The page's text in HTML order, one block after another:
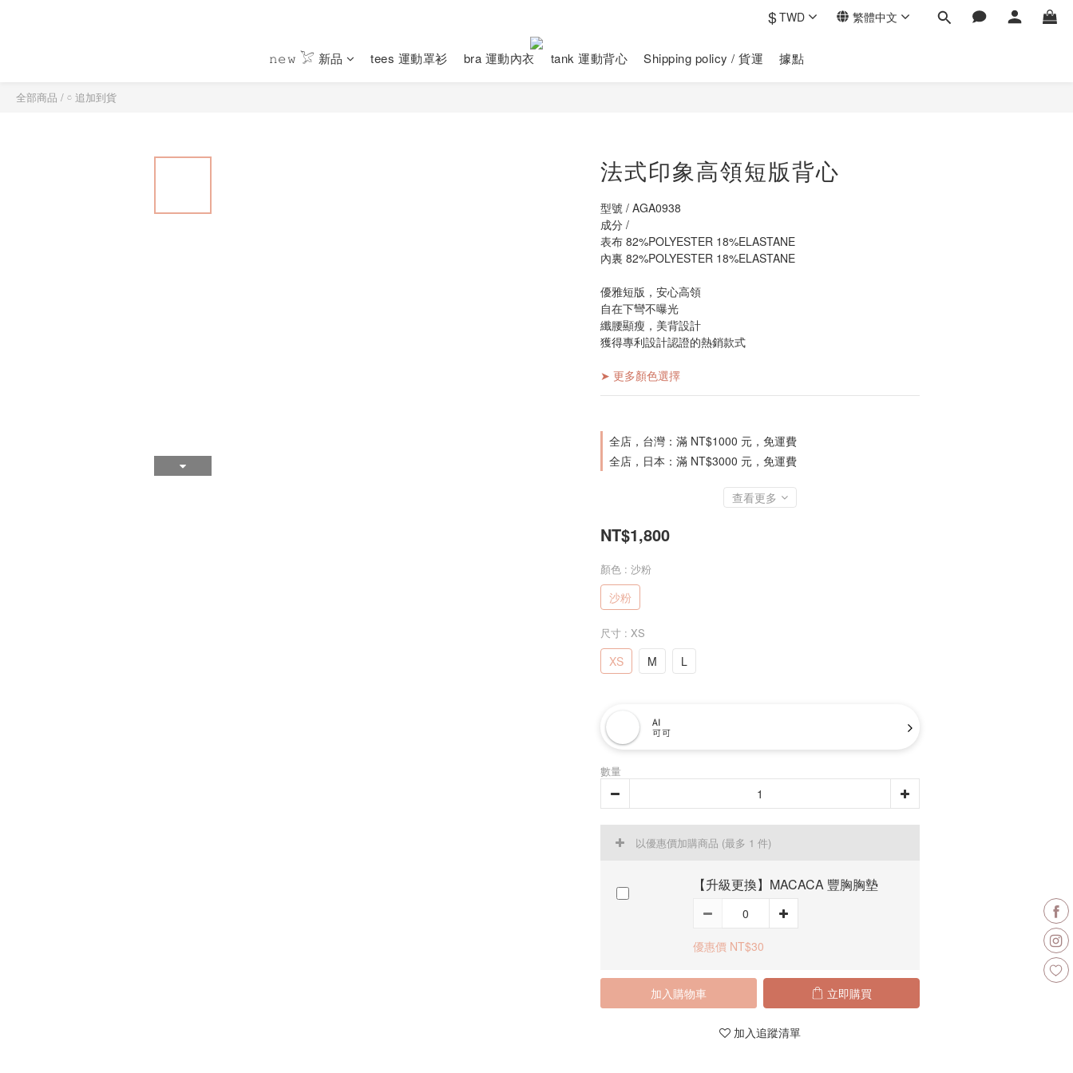
$TWD 繁體中文
𝚗𝚎𝚠 𓅯 新品 tees 運動罩衫 bra 運動內衣 tank 運動背心 Shipping policy / 貨運 據點
全部商品 / 𓏌 追加到貨
法式印象高領短版背心
型號 / AGA0938
成分 /
表布 82%POLYESTER 18%ELASTANE
內裏 82%POLYESTER 18%ELASTANE
優雅短版，安心高領
自在下彎不曝光
纖腰顯瘦，美背設計
獲得專利設計認證的熱銷款式
➤ 更多顏色選擇
全店，台灣：滿 NT$1000 元，免運費
全店，日本：滿 NT$3000 元，免運費
查看更多
NT$1,800
顏色 : 沙粉
沙粉
尺寸 : XS
XS M L
AI
可可
數量
以優惠價加購商品 (最多 1 件)
【升級更換】MACACA 豐胸胸墊
優惠價 NT$30
加入購物車 立即購買
加入追蹤清單